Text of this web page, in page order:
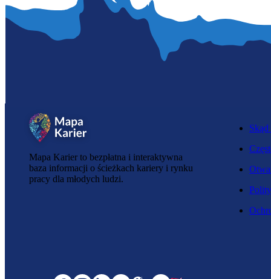
Mapa Karier to bezpłatna i interaktywna
baza informacji o ścieżkach kariery i rynku
pracy dla młodych ludzi.